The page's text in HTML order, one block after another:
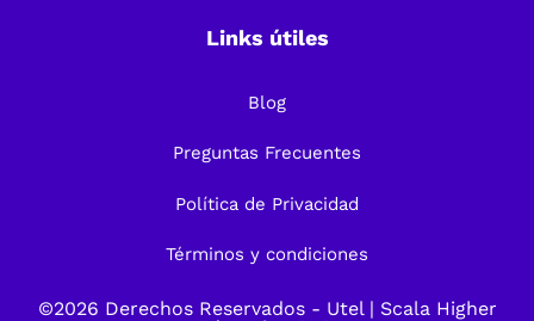
Links útiles
Blog
Preguntas Frecuentes
Política de Privacidad
Términos y condiciones
©2026 Derechos Reservados - Utel | Scala Higher